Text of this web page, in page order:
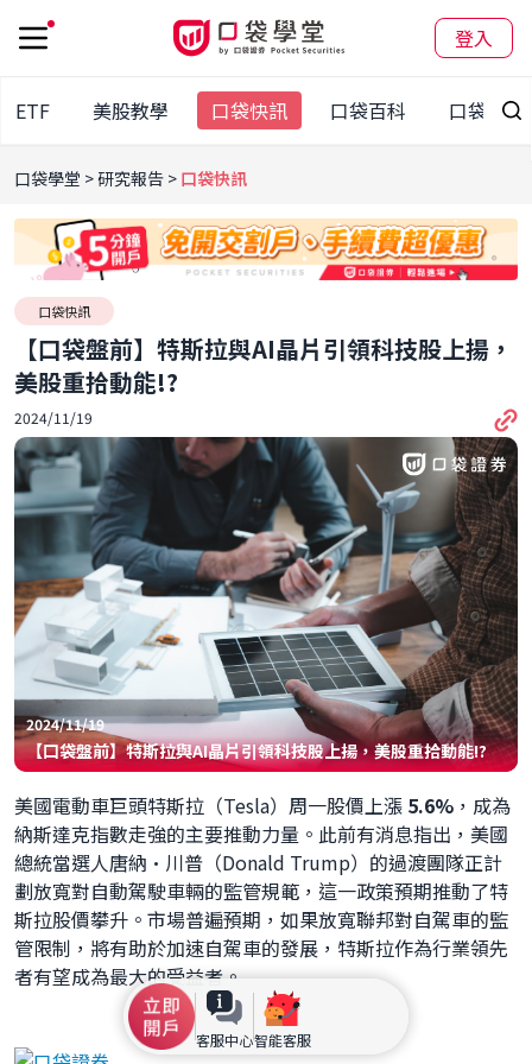
登入
客服中心智能客服
ETF 美股教學 口袋快訊 口袋百科 口袋觀點
口袋學堂 研究報告 口袋快訊
口袋快訊
【口袋盤前】特斯拉與AI晶片引領科技股上揚，
美股重拾動能!?
2024/11/19
2024/11/19
【口袋盤前】特斯拉與AI晶片引領科技股上揚，美股重拾動能!?
美國電動車巨頭特斯拉（Tesla）周一股價上漲 5.6% ，成為
納斯達克指數走強的主要推動力量。此前有消息指出，美國
總統當選人唐納·川普（Donald Trump）的過渡團隊正計
劃放寬對自動駕駛車輛的監管規範，這一政策預期推動了特
斯拉股價攀升。市場普遍預期，如果放寬聯邦對自駕車的監
管限制，將有助於加速自駕車的發展，特斯拉作為行業領先
者有望成為最大的受益者。